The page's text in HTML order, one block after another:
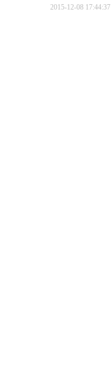
2015-12-08 17:44:37